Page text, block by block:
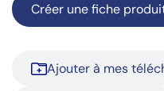
Créer une fiche
Ajouter à mes